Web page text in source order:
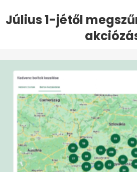
Július 1-jétől